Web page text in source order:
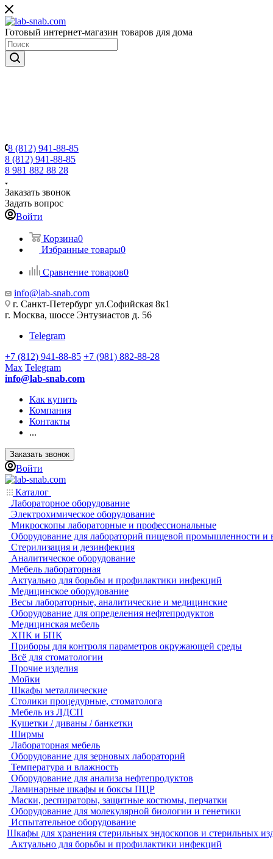
Готовый интернет-магазин товаров для дома
8 (812) 941-88-85
8 (812) 941-88-85
8 981 882 88 28
Заказать звонок
Задать вопрос
Войти
Корзина0
Избранные товары0
Сравнение товаров0
info@lab-snab.com
г. Санкт-Петербург ул.Софийская 8к1
г. Москва, шоссе Энтузиастов д. 56
Telegram
+7 (812) 941-88-85 +7 (981) 882-88-28
Max Telegram
info@lab-snab.com
Как купить
Компания
Контакты
...
Заказать звонок
Войти
Каталог
Лабораторное оборудование
Электрохимическое оборудование
Микроскопы лабораторные и профессиональные
Оборудование для лабораторий пищевой промышленности и
Стерилизация и дезинфекция
Аналитическое оборудование
Мебель лабораторная
Актуально для борьбы и профилактики инфекций
Медицинское оборудование
Весы лабораторные, аналитические и медицинские
Оборудование для определения нефтепродуктов
Медицинская мебель
ХПК и БПК
Приборы для контроля параметров окружающей среды
Всё для стоматологии
Прочие изделия
Мойки
Шкафы металлические
Столики процедурные, стоматолога
Мебель из ЛДСП
Кушетки / диваны / банкетки
Ширмы
Лабораторная мебель
Оборудование для зерновых лабораторий
Температура и влажность
Оборудование для анализа нефтепродуктов
Ламинарные шкафы и боксы ПЦР
Маски, респираторы, защитные костюмы, перчатки
Оборудование для молекулярной биологии и генетики
Испытательное оборудование
Шкафы для хранения стерильных эндоскопов и стерильных
Актуально для борьбы и профилактики инфекций